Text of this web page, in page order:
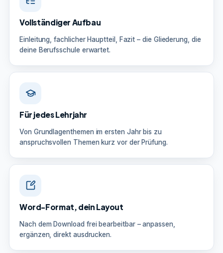
Vollständiger Aufbau
Einleitung, fachlicher Hauptteil, Fazit – die Gliederung, die
deine Berufsschule erwartet.
Für jedes Lehrjahr
Von Grundlagenthemen im ersten Jahr bis zu
anspruchsvollen Themen kurz vor der Prüfung.
Word-Format, dein Layout
Nach dem Download frei bearbeitbar – anpassen,
ergänzen, direkt ausdrucken.